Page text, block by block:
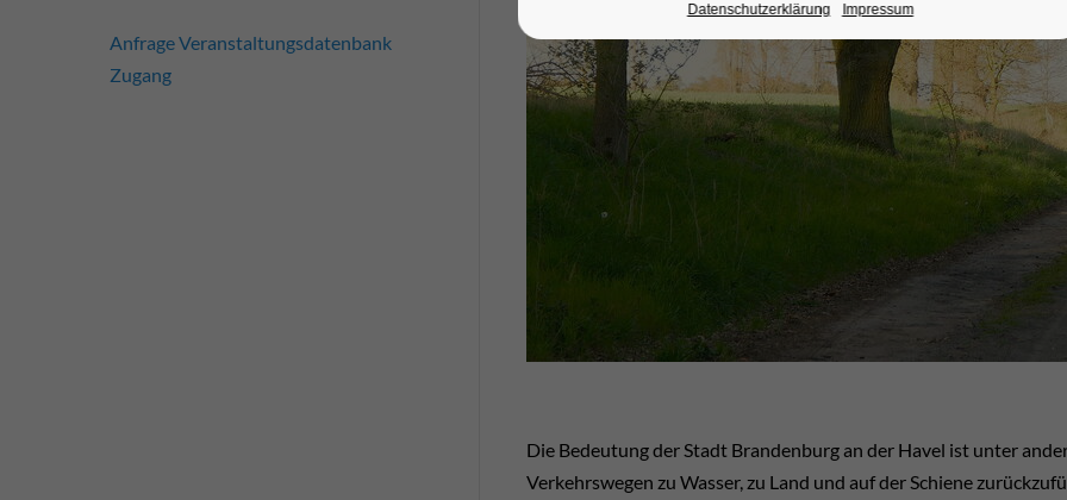
Die Bedeutung der Stadt Brandenburg an der Havel ist unter
Verkehrswegen zu Wasser, zu Land und auf der Schiene
Anfrage Veranstaltungsdatenbank
Zugang
Datenschutzerklärung Impressum